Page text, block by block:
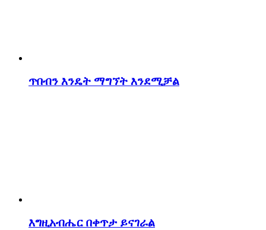
ጥበብን እንዴት ማግኘት እንደሚቻል
እግዚአብሔር በቀጥታ ይናገራል